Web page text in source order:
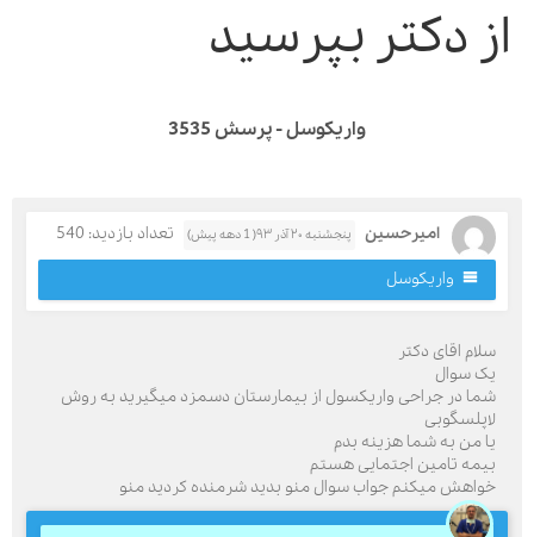
دکتر بپرسید
واریکوسل - پرسش 3535
امیرحسین پنجشنبه ۲۰ آذر ۹۳( 1 دهه پیش)
تعداد بازدید: 540
واریکوسل
اقای دکتر
سوال
در جراحی واریکسول از بیمارستان دسمزد میگیرید به روش
من به شما هزینه بدم
تامین اجتمایی هستم
میکنم جواب سوال منو بدید شرمنده کردید منو